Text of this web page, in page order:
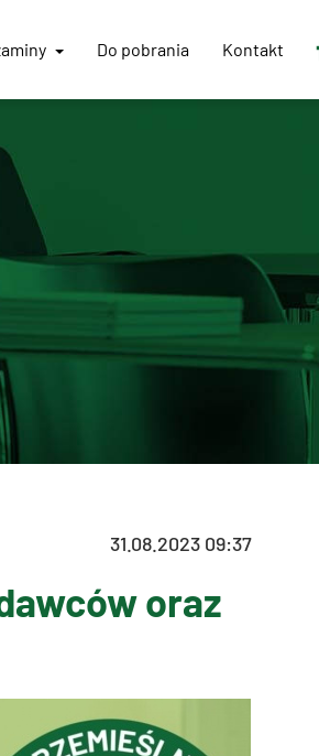
Do pobrania Kontakt
31.08.2023 09:37
oraz